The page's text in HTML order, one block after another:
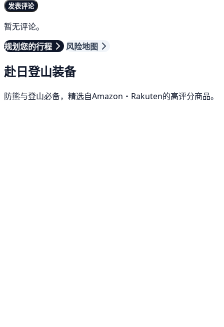
发表评论
暂无评论。
规划您的行程
风险地图
赴日登山装备
防熊与登山必备，精选自Amazon・Rakuten的高评分商品。